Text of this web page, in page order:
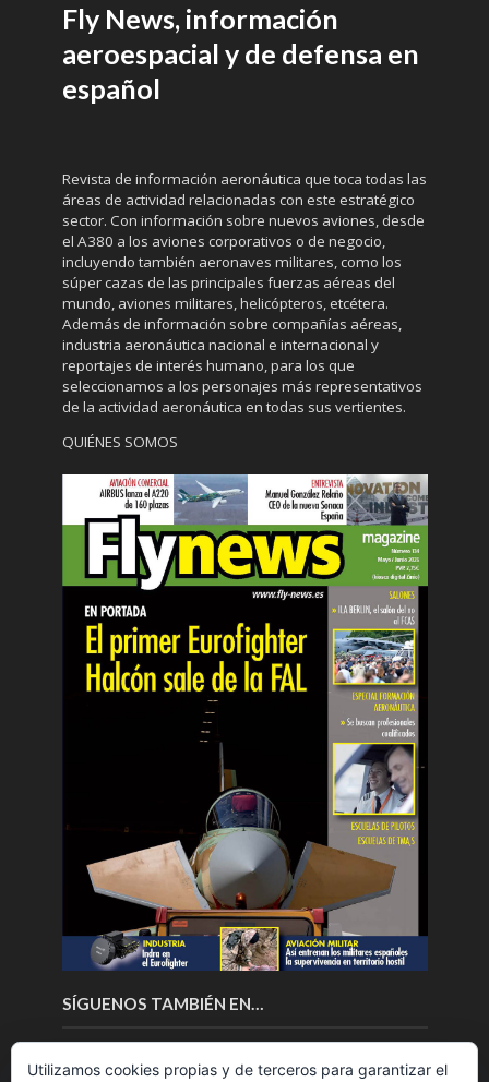
Fly News, información
aeroespacial y de defensa en
español
Revista de información aeronáutica que toca todas las
áreas de actividad relacionadas con este estratégico
sector. Con información sobre nuevos aviones, desde
el A380 a los aviones corporativos o de negocio,
incluyendo también aeronaves militares, como los
súper cazas de las principales fuerzas aéreas del
mundo, aviones militares, helicópteros, etcétera.
Además de información sobre compañías aéreas,
industria aeronáutica nacional e internacional y
reportajes de interés humano, para los que
seleccionamos a los personajes más representativos
de la actividad aeronáutica en todas sus vertientes.
QUIÉNES SOMOS
SÍGUENOS TAMBIÉN EN…
Utilizamos cookies propias y de terceros para garantizar el